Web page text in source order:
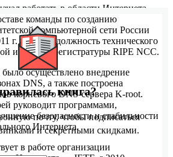
работать в области Интернета
команды по созданию
компьютерной сети России
г. занимал должность технического
интернет-регистратуры RIPE NCC.
было осуществлено внедрение
DNS, а также построена
корневого DNS-сервера K-root.
руководит программами,
безопасности и стабильности
Интернета.
в работе организации
книга?
почту, чтобы подписаться
и секретными скидками.